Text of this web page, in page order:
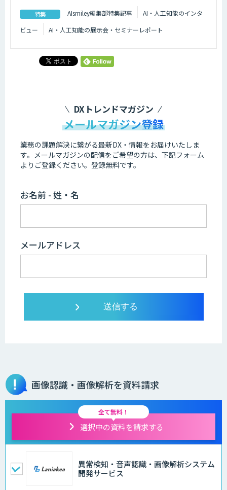
特集 AIsmiley編集部特集記事
AI・人工知能のインタ
ビュー
AI・人工知能の展示会・セミナーレポート
DXトレンドマガジン
メールマガジン登録
業務の課題解決に繋がる最新DX・情報をお届けいたしま
す。 メールマガジンの配信をご希望の方は、下記フォーム
よりご登録ください。登録無料です。
お名前 - 姓・名
メールアドレス
画像認識・画像解析を資料請求
全て無料！
選択中の資料を請求する
異常検知・音声認識・画像解析システム
開発サービス